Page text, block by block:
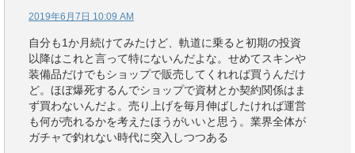
2019年6月7日 10:09 AM
自分も1か月続けてみたけど、軌道に乗ると初期の投資
以降はこれと言って特にないんだよな。せめてスキンや
装備品だけでもショップで販売してくれれば買うんだけ
ど。ほぼ爆死するんでショップで資材とか契約関係はま
ず買わないんだよ。売り上げを毎月伸ばしたければ運営
も何が売れるかを考えたほうがいいと思う。業界全体が
ガチャで釣れない時代に突入しつつある